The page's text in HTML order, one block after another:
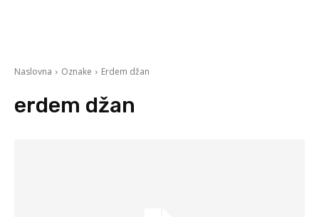
Naslovna Oznake Erdem džan
erdem džan